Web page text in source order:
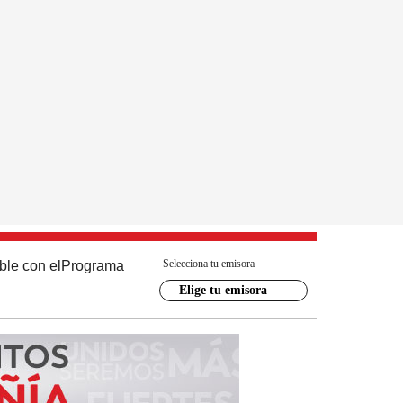
con el Programa Selecciona tu emisora
Elige tu emisora